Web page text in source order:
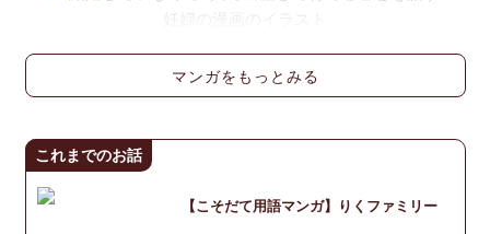
マンガをもっとみる
これまでのお話
【こそだて用語マンガ】りくファミリー